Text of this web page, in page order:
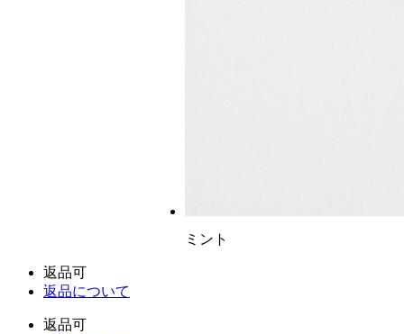
ミント
返品可
返品について
返品可